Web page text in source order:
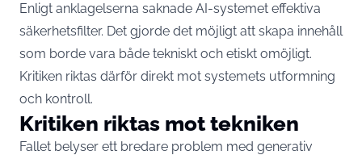
Enligt anklagelserna saknade AI-systemet effektiva
säkerhetsfilter. Det gjorde det möjligt att skapa innehåll
som borde vara både tekniskt och etiskt omöjligt.
Kritiken riktas därför direkt mot systemets utformning
och kontroll.
Kritiken riktas mot tekniken
Fallet belyser ett bredare problem med generativ